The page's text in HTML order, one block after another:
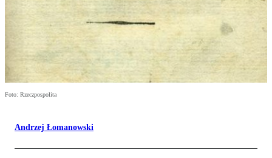
Foto: Rzeczpospolita
Andrzej Łomanowski